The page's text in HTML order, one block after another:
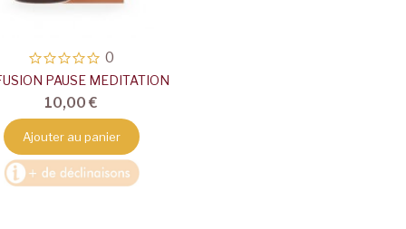
0
PAUSE MEDITATION
10,00 €
Ajouter au panier